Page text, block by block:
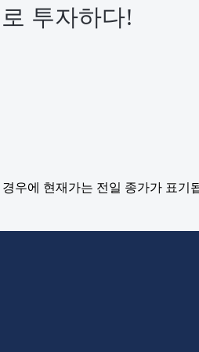
투자하다!
우에 현재가는 전일 종가가 표기